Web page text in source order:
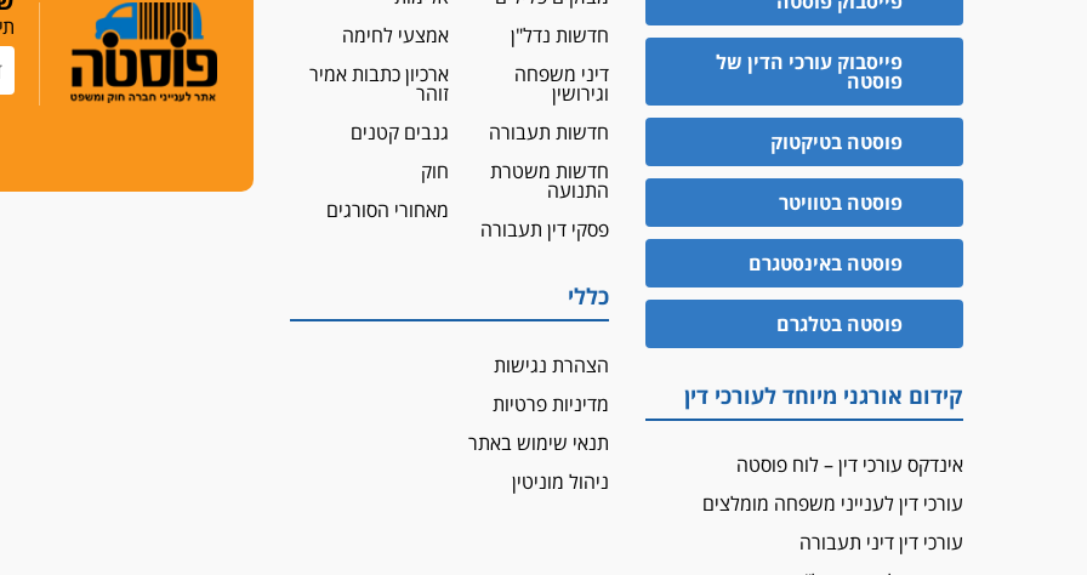
פייסבוק עורכי הדין של
פוסטה
פוסטה בטיקטוק
פוסטה בטוויטר
פוסטה באינסטגרם
פוסטה בטלגרם
קידום אורגני מיוחד לעורכי דין
אינדקס עורכי דין – לוח פוסטה
עורכי דין לענייני משפחה מומלצים
עורכי דין דיני תעבורה
חדשות נדל"ן
דיני משפחה
וגירושין
חדשות תעבורה
חדשות משטרת
התנועה
פסקי דין תעבורה
אמצעי לחימה
ארכיון כתבות אמיר
זוהר
גנבים קטנים
חוק
מאחורי הסורגים
כללי
הצהרת נגישות
מדיניות פרטיות
תנאי שימוש באתר
ניהול מוניטין